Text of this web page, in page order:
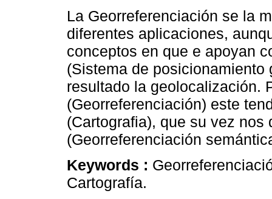
La Georreferenciación se la
diferentes aplicaciones,
conceptos en que e apoyan
(Sistema de
resultado la geolocalización.
(Georreferenciación) este
(Cartografia), que su vez
(Georreferenciación
Keywords :
Cartografía.